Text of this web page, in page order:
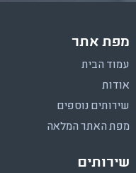
מפת אתר
עמוד הבית
אודות
שירותים נוספים
מפת האתר המלאה
שירותים